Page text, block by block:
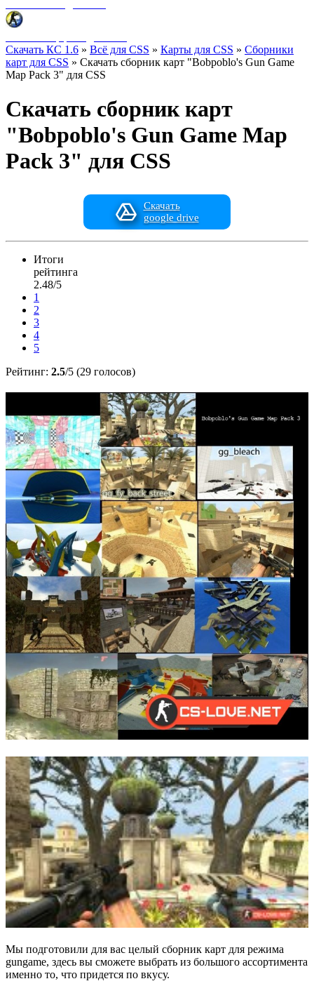
Скачать КС 1.6 » Всё для CSS » Карты для CSS » Сборники
карт для CSS » Скачать сборник карт "Bobpoblo's Gun Game
Map Pack 3" для CSS
Скачать сборник карт
"Bobpoblo's Gun Game Map
Pack 3" для CSS
Скачать
google drive
Итоги
рейтинга
2.48/5
1
2
3
4
5
Рейтинг: 2.5/5 (29 голосов)
Мы подготовили для вас целый сборник карт для режима
gungame, здесь вы сможете выбрать из большого ассортимента
именно то, что придется по вкусу.